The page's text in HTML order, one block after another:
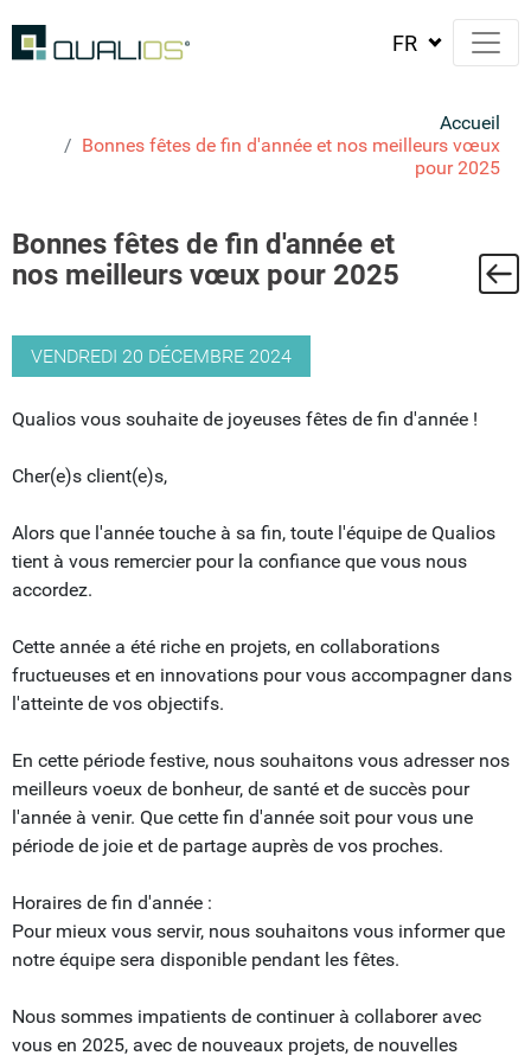
Accueil
Bonnes fêtes de fin d'année et nos meilleurs vœux
pour 2025
Bonnes fêtes de fin d'année et
nos meilleurs vœux pour 2025
VENDREDI 20 DÉCEMBRE 2024
Qualios vous souhaite de joyeuses fêtes de fin d'année !
Cher(e)s client(e)s,
Alors que l'année touche à sa fin, toute l'équipe de Qualios
tient à vous remercier pour la confiance que vous nous
accordez.
Cette année a été riche en projets, en collaborations
fructueuses et en innovations pour vous accompagner dans
l'atteinte de vos objectifs.
En cette période festive, nous souhaitons vous adresser nos
meilleurs voeux de bonheur, de santé et de succès pour
l'année à venir. Que cette fin d'année soit pour vous une
période de joie et de partage auprès de vos proches.
Horaires de fin d'année :
Pour mieux vous servir, nous souhaitons vous informer que
notre équipe sera disponible pendant les fêtes.
Nous sommes impatients de continuer à collaborer avec
vous en 2025, avec de nouveaux projets, de nouvelles